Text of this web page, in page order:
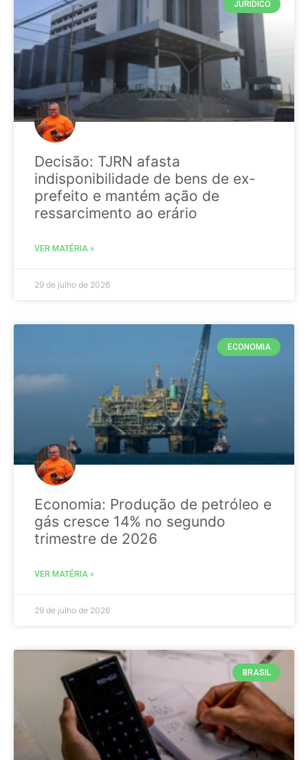
JURIDICO
Decisão: TJRN afasta
indisponibilidade de bens de ex-
prefeito e mantém ação de
ressarcimento ao erário
VER MATÉRIA »
29 de julho de 2026
ECONOMIA
Economia: Produção de petróleo e
gás cresce 14% no segundo
trimestre de 2026
VER MATÉRIA »
29 de julho de 2026
BRASIL